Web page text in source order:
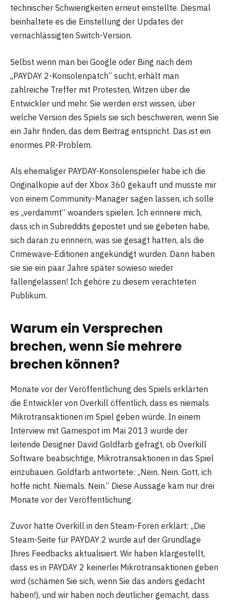
technischer Schwierigkeiten erneut einstellte. Diesmal
beinhaltete es die Einstellung der Updates der
vernachlässigten Switch-Version.
Selbst wenn man bei Google oder Bing nach dem
„PAYDAY 2-Konsolenpatch“ sucht, erhält man
zahlreiche Treffer mit Protesten, Witzen über die
Entwickler und mehr. Sie werden erst wissen, über
welche Version des Spiels sie sich beschweren, wenn Sie
ein Jahr finden, das dem Beitrag entspricht. Das ist ein
enormes PR-Problem.
Als ehemaliger PAYDAY-Konsolenspieler habe ich die
Originalkopie auf der Xbox 360 gekauft und musste mir
von einem Community-Manager sagen lassen, ich solle
es „verdammt“ woanders spielen. Ich erinnere mich,
dass ich in Subreddits gepostet und sie gebeten habe,
sich daran zu erinnern, was sie gesagt hatten, als die
Crimewave-Editionen angekündigt wurden. Dann haben
sie sie ein paar Jahre später sowieso wieder
fallengelassen! Ich gehöre zu diesem verachteten
Publikum.
Warum ein Versprechen
brechen, wenn Sie mehrere
brechen können?
Monate vor der Veröffentlichung des Spiels erklärten
die Entwickler von Overkill öffentlich, dass es niemals
Mikrotransaktionen im Spiel geben würde. In einem
Interview mit Gamespot im Mai 2013 wurde der
leitende Designer David Goldfarb gefragt, ob Overkill
Software beabsichtige, Mikrotransaktionen in das Spiel
einzubauen. Goldfarb antwortete: „Nein. Nein. Gott, ich
hoffe nicht. Niemals. Nein.“ Diese Aussage kam nur drei
Monate vor der Veröffentlichung.
Zuvor hatte Overkill in den Steam-Foren erklärt: „Die
Steam-Seite für PAYDAY 2 wurde auf der Grundlage
Ihres Feedbacks aktualisiert. Wir haben klargestellt,
dass es in PAYDAY 2 keinerlei Mikrotransaktionen geben
wird (schämen Sie sich, wenn Sie das anders gedacht
haben!), und wir haben noch deutlicher gemacht, dass